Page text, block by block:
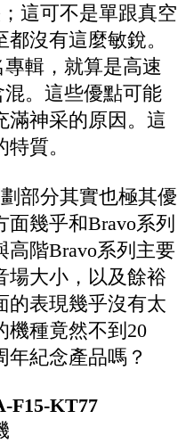
這可不是單跟真空
沒有這麼敏銳。
專輯，就算是高速
混。這些優點可能
滿神采的原因。這
質。
部分其實也極其優
幾乎和Bravo系列
階Bravo系列主要
場大小，以及餘裕
的表現幾乎沒有太
機種竟然不到20
年紀念產品嗎？
F15-KT77